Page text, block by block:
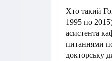
Хто такий
1995 по
асистента
питаннями
докторську